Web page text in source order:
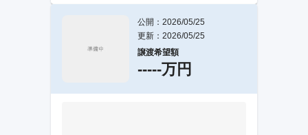
公開：2026/05/25
更新：2026/05/25
譲渡希望額
-----万円